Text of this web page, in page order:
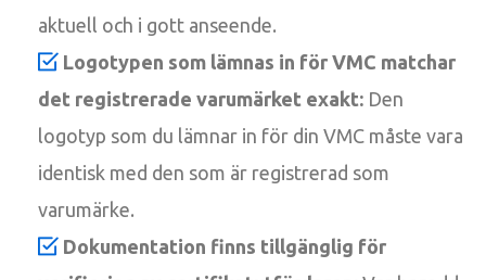
aktuell och i gott anseende.
Logotypen som lämnas in för VMC matchar
det registrerade varumärket exakt: Den
logotyp som du lämnar in för din VMC måste vara
identisk med den som är registrerad som
varumärke.
Dokumentation finns tillgänglig för